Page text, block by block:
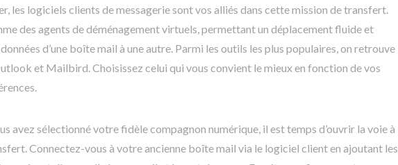
les logiciels clients de messagerie sont vos alliés dans cette mission de transfert.
des agents de déménagement virtuels, permettant un déplacement fluide et
d’une boîte mail à une autre. Parmi les outils les plus populaires, on retrouve
et Mailbird. Choisissez celui qui vous convient le mieux en fonction de vos
avez sélectionné votre fidèle compagnon numérique, il est temps d’ouvrir la voie à
Connectez-vous à votre ancienne boîte mail via le logiciel client en ajoutant les